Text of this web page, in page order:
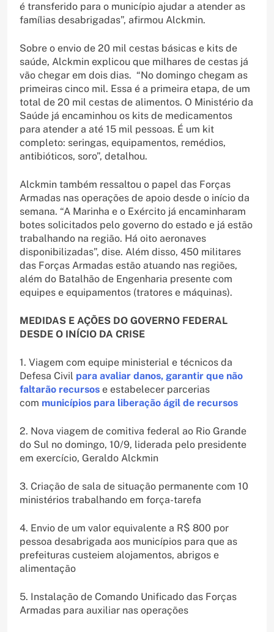
é transferido para o município ajudar a atender as
famílias desabrigadas”, afirmou Alckmin.
Sobre o envio de 20 mil cestas básicas e kits de
saúde, Alckmin explicou que milhares de cestas já
vão chegar em dois dias. “No domingo chegam as
primeiras cinco mil. Essa é a primeira etapa, de um
total de 20 mil cestas de alimentos. O Ministério da
Saúde já encaminhou os kits de medicamentos
para atender a até 15 mil pessoas. É um kit
completo: seringas, equipamentos, remédios,
antibióticos, soro”, detalhou.
Alckmin também ressaltou o papel das Forças
Armadas nas operações de apoio desde o início da
semana. “A Marinha e o Exército já encaminharam
botes solicitados pelo governo do estado e já estão
trabalhando na região. Há oito aeronaves
disponibilizadas”, dise. Além disso, 450 militares
das Forças Armadas estão atuando nas regiões,
além do Batalhão de Engenharia presente com
equipes e equipamentos (tratores e máquinas).
MEDIDAS E AÇÕES DO GOVERNO FEDERAL
DESDE O INÍCIO DA CRISE
1. Viagem com equipe ministerial e técnicos da
Defesa Civil para avaliar danos, garantir que não
faltarão recursos e estabelecer parcerias
com municípios para liberação ágil de recursos
2. Nova viagem de comitiva federal ao Rio Grande
do Sul no domingo, 10/9, liderada pelo presidente
em exercício, Geraldo Alckmin
3. Criação de sala de situação permanente com 10
ministérios trabalhando em força-tarefa
4. Envio de um valor equivalente a R$ 800 por
pessoa desabrigada aos municípios para que as
prefeituras custeiem alojamentos, abrigos e
alimentação
5. Instalação de Comando Unificado das Forças
Armadas para auxiliar nas operações